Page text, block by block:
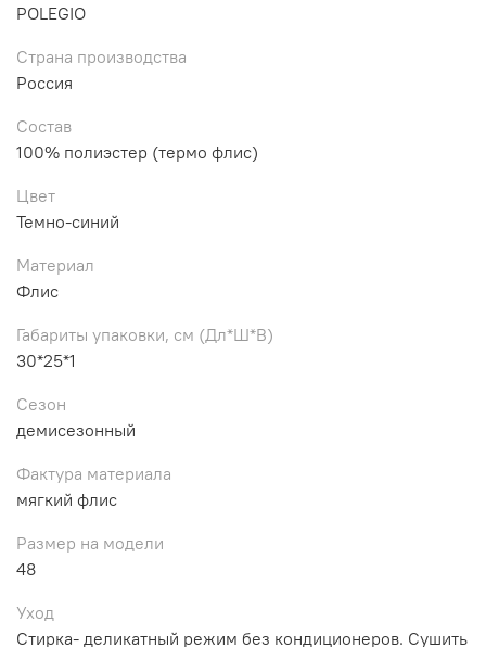
POLEGIO
Страна производства
Россия
Состав
100% полиэстер (термо флис)
Цвет
Темно-синий
Материал
Флис
Габариты упаковки, см (Дл*Ш*В)
30*25*1
Сезон
демисезонный
Фактура материала
мягкий флис
Размер на модели
48
Уход
Стирка- деликатный режим без кондиционеров. Сушить